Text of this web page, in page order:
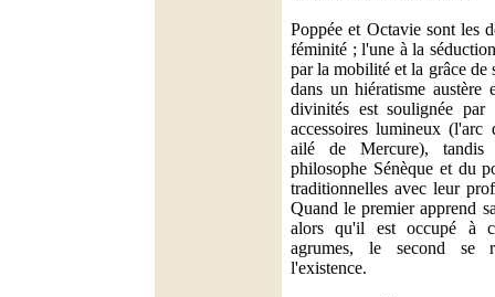
Poppée et Octavie sont les
féminité ; l'une à la
par la mobilité et la grâce de
dans un hiératisme
divinités est soulignée
accessoires lumineux
ailé de Mercure),
philosophe Sénèque et du
traditionnelles avec leur
Quand le premier apprend
alors qu'il est occupé à
agrumes, le second se
l'existence.